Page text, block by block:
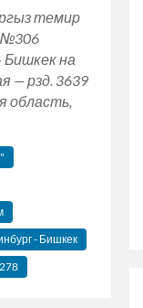
темир
№306
на
— рзд. 3639
область,
- Бишкек